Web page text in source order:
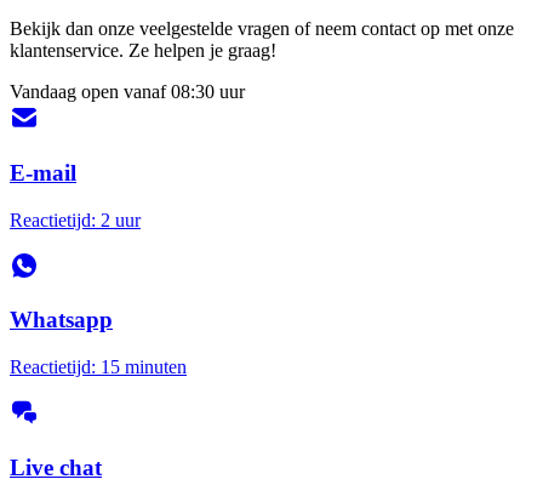
Bekijk dan onze veelgestelde vragen of neem contact op met onze
klantenservice. Ze helpen je graag!
Vandaag open vanaf 08:30 uur
E-mail
Reactietijd: 2 uur
Whatsapp
Reactietijd: 15 minuten
Live chat